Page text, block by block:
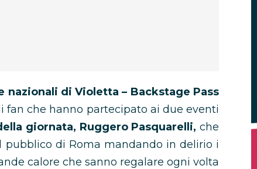
nazionali di Violetta – Backstage Pass
fan che hanno partecipato ai due eventi
giornata, Ruggero Pasquarelli,che
di Roma mandando in delirio i
calore che sanno regalare ogni volta